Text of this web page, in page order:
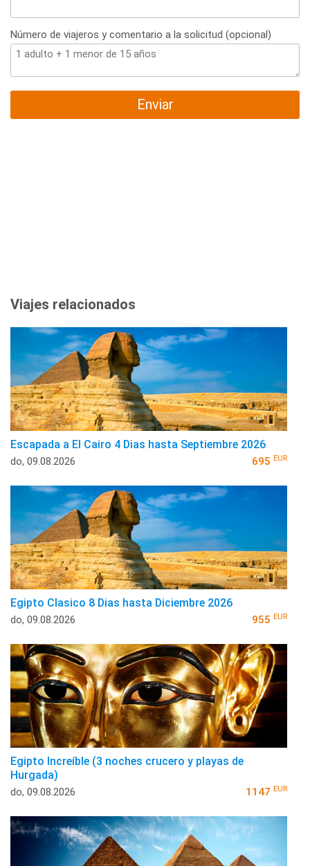
Número de viajeros y comentario a la solicitud (opcional)
Enviar
Viajes relacionados
Escapada a El Cairo 4 Dias hasta Septiembre 2026
do, 09.08.2026 695 EUR
Egipto Clasico 8 Dias hasta Diciembre 2026
do, 09.08.2026 955 EUR
Egipto Increíble (3 noches crucero y playas de
Hurgada)
do, 09.08.2026 1147 EUR